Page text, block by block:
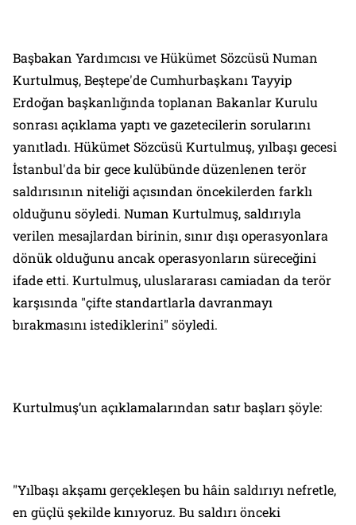
Başbakan Yardımcısı ve Hükümet Sözcüsü Numan
Kurtulmuş, Beştepe'de Cumhurbaşkanı Tayyip
Erdoğan başkanlığında toplanan Bakanlar Kurulu
sonrası açıklama yaptı ve gazetecilerin sorularını
yanıtladı. Hükümet Sözcüsü Kurtulmuş, yılbaşı gecesi
İstanbul'da bir gece kulübünde düzenlenen terör
saldırısının niteliği açısından öncekilerden farklı
olduğunu söyledi. Numan Kurtulmuş, saldırıyla
verilen mesajlardan birinin, sınır dışı operasyonlara
dönük olduğunu ancak operasyonların süreceğini
ifade etti. Kurtulmuş, uluslararası camiadan da terör
karşısında "çifte standartlarla davranmayı
bırakmasını istediklerini" söyledi.
Kurtulmuş’un açıklamalarından satır başları şöyle:
"Yılbaşı akşamı gerçekleşen bu hâin saldırıyı nefretle,
en güçlü şekilde kınıyoruz. Bu saldırı önceki